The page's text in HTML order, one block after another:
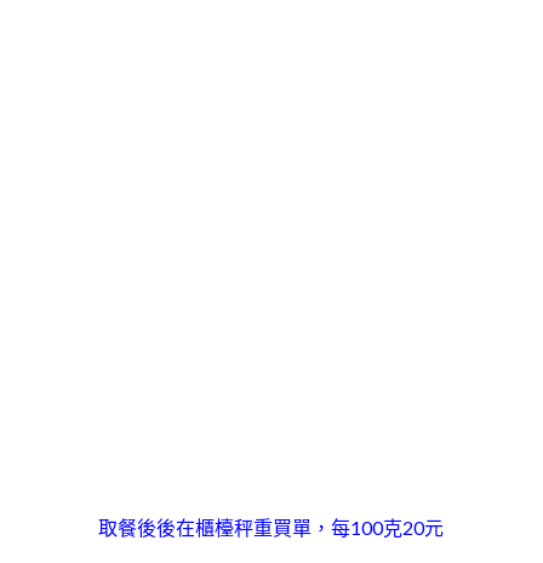
取餐後後在櫃檯秤重買單，每100克20元